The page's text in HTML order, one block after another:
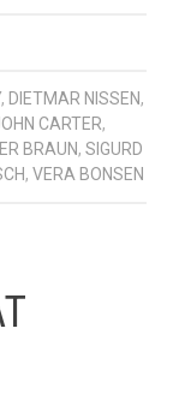
, DIETMAR NISSEN,
CARTER,
BRAUN,SIGURD
,VERA BONSEN